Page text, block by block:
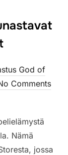
God of
Comments
Nämä
jossa